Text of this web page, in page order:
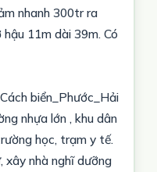
nhanh 300tr ra
11m dài 39m. Có
biển_Phước_Hải
nhựa lớn , khu dân
học, trạm y tế.
xây nhà nghĩ dưỡng